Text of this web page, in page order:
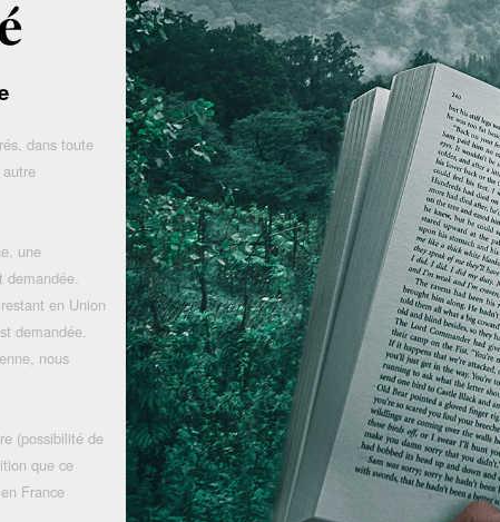
dans toute
une
demandée.
en Union
demandée.
nous
(possibilité de
que ce
France